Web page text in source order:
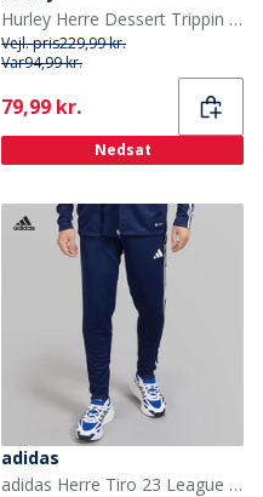
Hurley Herre Dessert Trippin Grafik T-shirt Industrial Blue
Vejl. pris229,99 kr.
Var94,99 kr.
Current
79,99 kr.
Nedsat
adidas
adidas Herre Tiro 23 League træningsbukser Team Navy Blue/Hvid